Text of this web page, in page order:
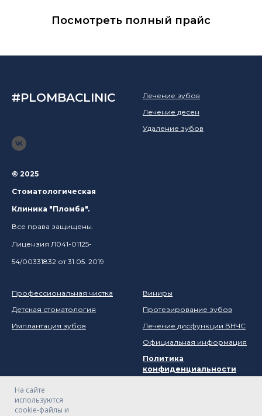
На сайте
используются
cookie-файлы и
Посмотреть полный прайс
#PLOMBACLINIC
© 2025
Стоматологическая
Клиника "Пломба".
Все права защищены.
Лицензия Л041-01125-
54/00331832 от 31.05. 2019
Лечение зубов
Лечение десен
Удаление зубов
Профессиональная чистка
Детская стоматология
Имплантация зубов
Виниры
Протезирование зубов
Лечение дисфункции ВНЧС
Официальная информация
Политика
конфиденциальности